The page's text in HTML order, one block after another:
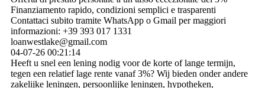
Finanziamento rapido, condizioni semplici e trasparenti
Contattaci subito tramite WhatsApp o Gmail per maggiori
informazioni: +39 393 017 1331
loanwestlake@gmail.com
04-07-26 00:21:14
Heeft u snel een lening nodig voor de korte of lange termijn,
tegen een relatief lage rente vanaf 3%? Wij bieden onder andere
zakelijke leningen, persoonlijke leningen, hypotheken,